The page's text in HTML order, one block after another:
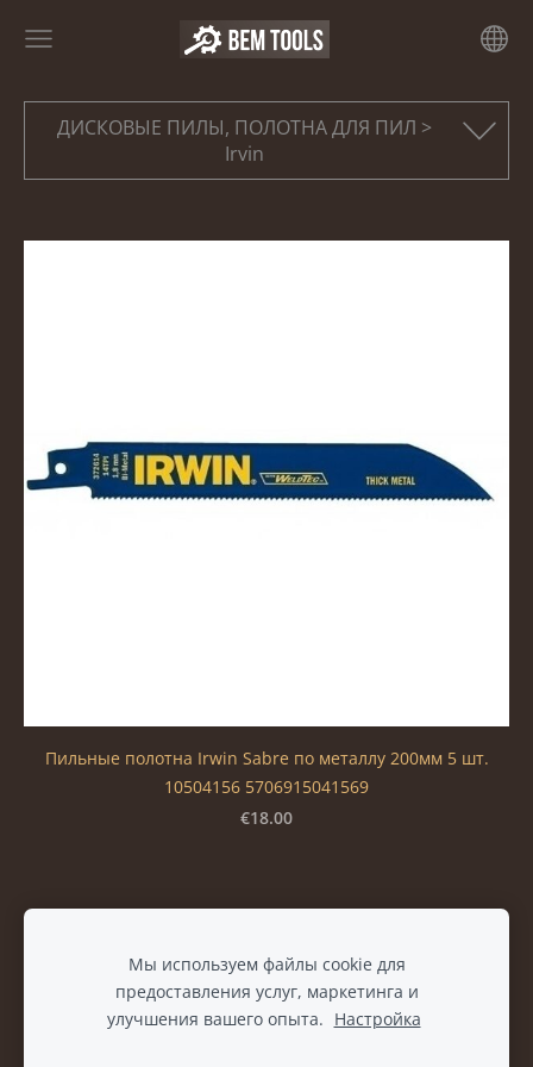
ДИСКОВЫЕ ПИЛЫ, ПОЛОТНА ДЛЯ ПИЛ >
Irvin
Пильные полотна Irwin Sabre по металлу 200мм 5 шт.
10504156 5706915041569
€18.00
Мы используем файлы cookie для
предоставления услуг, маркетинга и
улучшения вашего опыта. Настройка